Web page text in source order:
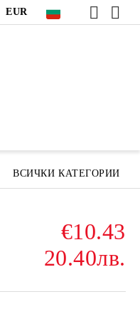
EUR
ВСИЧКИ КАТЕГОРИИ
€10.43
20.40лв.